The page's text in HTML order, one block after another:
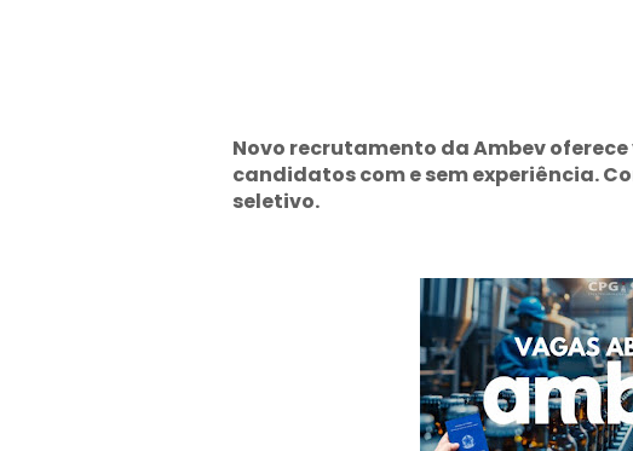
Novo recrutamento da Ambev
candidatos com e sem experiência.
seletivo.